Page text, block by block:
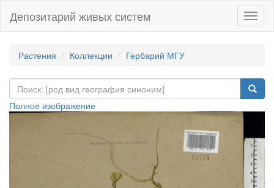
Депозитарий живых систем
Растения Коллекции Гербарий МГУ
Полное изображение